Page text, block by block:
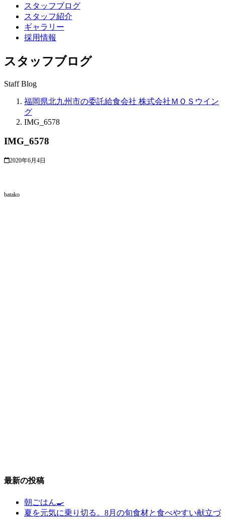
スタッフブログ
スタッフ紹介
ギャラリー
採用情報
スタッフブログ
Staff Blog
福岡県北九州市の委託給食会社 株式会社ＭＯＳウイン
グ
IMG_6578
IMG_6578
2020年6月4日
batako
最新の投稿
朝ごはん🍳
夏を元気に乗り切る。8月の旬食材と食べやすい献立づ